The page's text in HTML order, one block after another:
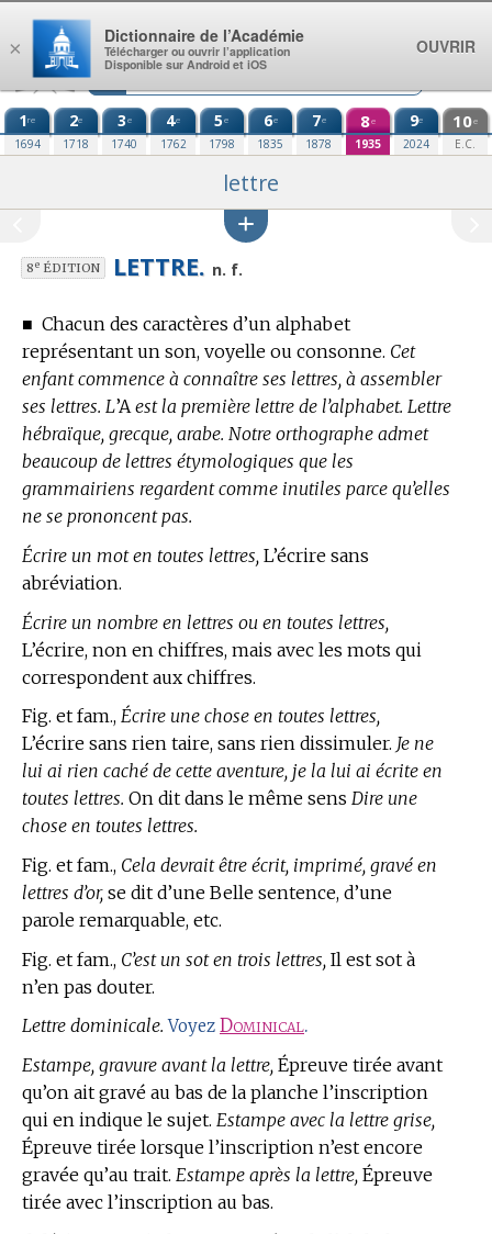
Aller au contenu
1re
1694
2e
1718
3e
1740
4e
1762
5e
1798
6e
1835
7e
1878
8e
1935
9e
2024
10e
E.C.
lettre
8eÉDITION LETTRE. n. f.
■ Chacun des caractères d’un alphabet
représentant un son, voyelle ou consonne. Cet
enfant commence à connaître ses lettres, à assembler
ses lettres. L’Aest la première lettre de l’alphabet. Lettre
hébraïque, grecque, arabe. Notre orthographe admet
beaucoup de lettres étymologiques que les
grammairiens regardent comme inutiles parce qu’elles
ne se prononcent pas.
Écrire un mot en toutes lettres, L’écrire sans
abréviation.
Écrire un nombre en lettres ou en toutes lettres,
L’écrire, non en chiffres, mais avec les mots qui
correspondent aux chiffres.
Fig. et fam., Écrire une chose en toutes lettres,
L’écrire sans rien taire, sans rien dissimuler. Je ne
lui ai rien caché de cette aventure, je la lui ai écrite en
toutes lettres. On dit dans le même sens Dire une
chose en toutes lettres.
Fig. et fam., Cela devrait être écrit, imprimé, gravé en
lettres d’or, se dit d’une Belle sentence, d’une
parole remarquable, etc.
Fig. et fam., C’est un sot en trois lettres, Il est sot à
n’en pas douter.
Lettre dominicale. Voyez Dominical.
Estampe, gravure avant la lettre, Épreuve tirée avant
qu’on ait gravé au bas de la planche l’inscription
qui en indique le sujet. Estampe avec la lettre grise,
Épreuve tirée lorsque l’inscription n’est encore
gravée qu’au trait. Estampe après la lettre, Épreuve
tirée avec l’inscription au bas.
×
Dictionnaire de l’Académie
Télécharger ou ouvrir l’application
Disponible sur Android et iOS
OUVRIR